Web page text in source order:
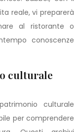
reale, vi preparerà
al ristorante o
conoscenze
culturale
culturale
per comprendere